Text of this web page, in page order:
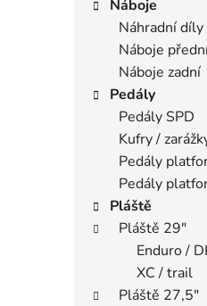
Náboje
Náhradní
Náboje
Náboje zadní
Pedály
Pedály SPD
Kufry /
Pedály
Pedály
Pláště
Pláště 29"
Enduro /
XC / trail
Pláště 27,5"